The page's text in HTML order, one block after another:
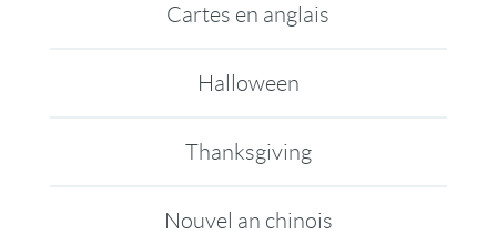
Cartes en anglais
Halloween
Thanksgiving
Nouvel an chinois